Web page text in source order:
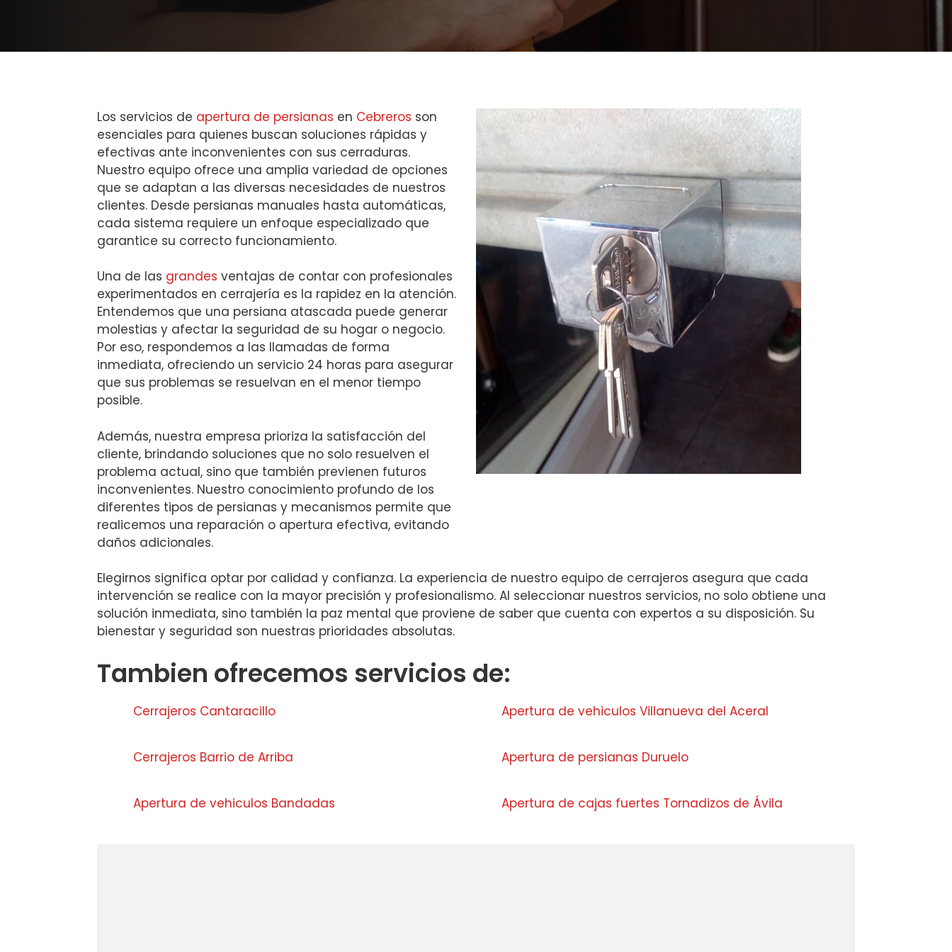
Los servicios de apertura de persianas en Cebreros son
esenciales para quienes buscan soluciones rápidas y
efectivas ante inconvenientes con sus cerraduras.
Nuestro equipo ofrece una amplia variedad de opciones
que se adaptan a las diversas necesidades de nuestros
clientes. Desde persianas manuales hasta automáticas,
cada sistema requiere un enfoque especializado que
garantice su correcto funcionamiento.
Una de las grandes ventajas de contar con profesionales
experimentados en cerrajería es la rapidez en la atención.
Entendemos que una persiana atascada puede generar
molestias y afectar la seguridad de su hogar o negocio.
Por eso, respondemos a las llamadas de forma
inmediata, ofreciendo un servicio 24 horas para asegurar
que sus problemas se resuelvan en el menor tiempo
posible.
Además, nuestra empresa prioriza la satisfacción del
cliente, brindando soluciones que no solo resuelven el
problema actual, sino que también previenen futuros
inconvenientes. Nuestro conocimiento profundo de los
diferentes tipos de persianas y mecanismos permite que
realicemos una reparación o apertura efectiva, evitando
daños adicionales.
Elegirnos significa optar por calidad y confianza. La experiencia de nuestro equipo de cerrajeros asegura que cada
intervención se realice con la mayor precisión y profesionalismo. Al seleccionar nuestros servicios, no solo obtiene una
solución inmediata, sino también la paz mental que proviene de saber que cuenta con expertos a su disposición. Su
bienestar y seguridad son nuestras prioridades absolutas.
Tambien ofrecemos servicios de:
Cerrajeros Cantaracillo Apertura de vehiculos Villanueva del Aceral
Cerrajeros Barrio de Arriba Apertura de persianas Duruelo
Apertura de vehiculos Bandadas Apertura de cajas fuertes Tornadizos de Ávila